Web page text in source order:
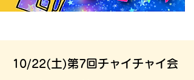
10/22(土)第7回チャイチャイ会